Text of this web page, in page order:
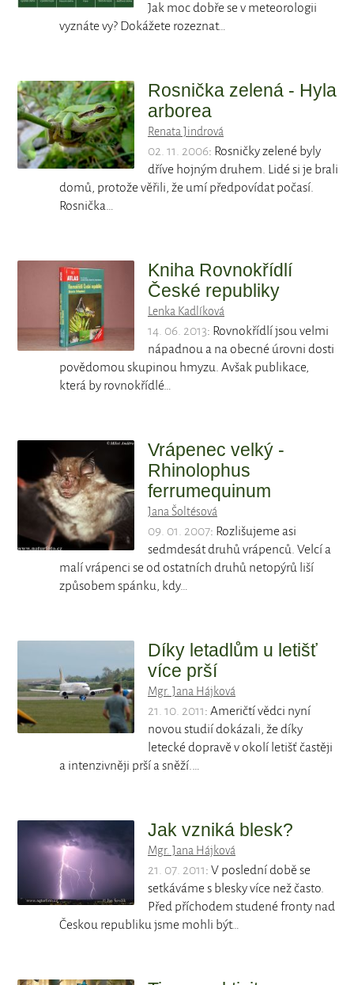
Jak moc dobře se v meteorologii
vyznáte vy? Dokážete rozeznat…
Rosnička zelená - Hyla
arborea
Renata Jindrová
02. 11. 2006: Rosničky zelené byly
dříve hojným druhem. Lidé si je brali
domů, protože věřili, že umí předpovídat počasí.
Rosnička…
Kniha Rovnokřídlí
České republiky
Lenka Kadlíková
14. 06. 2013: Rovnokřídlí jsou velmi
nápadnou a na obecné úrovni dosti
povědomou skupinou hmyzu. Avšak publikace,
která by rovnokřídlé…
Vrápenec velký -
Rhinolophus
ferrumequinum
Jana Šoltésová
09. 01. 2007: Rozlišujeme asi
sedmdesát druhů vrápenců. Velcí a
malí vrápenci se od ostatních druhů netopýrů liší
způsobem spánku, kdy…
Díky letadlům u letišť
více prší
Mgr. Jana Hájková
21. 10. 2011: Američtí vědci nyní
novou studií dokázali, že díky
letecké dopravě v okolí letišť častěji
a intenzivněji prší a sněží.…
Jak vzniká blesk?
Mgr. Jana Hájková
21. 07. 2011: V poslední době se
setkáváme s blesky více než často.
Před příchodem studené fronty nad
Českou republiku jsme mohli být…